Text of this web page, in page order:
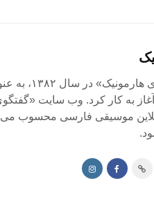
مجله آنلاین
به کار کرد. وب سایت
موسیقی فارسی محسوب